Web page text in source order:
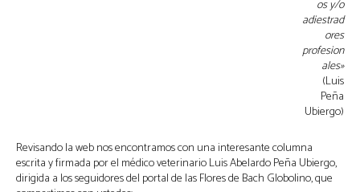
os y/o
adiestrad
ores
profesion
ales»
(Luis
Peña
Ubiergo)
Revisando la web nos encontramos con una interesante columna
escrita y firmada por el médico veterinario Luis Abelardo Peña Ubiergo,
dirigida a los seguidores del portal de las Flores de Bach Globolino, que